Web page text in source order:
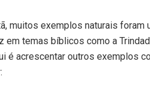
muitos exemplos naturais foram
em temas bíblicos como a
é acrescentar outros exemplos